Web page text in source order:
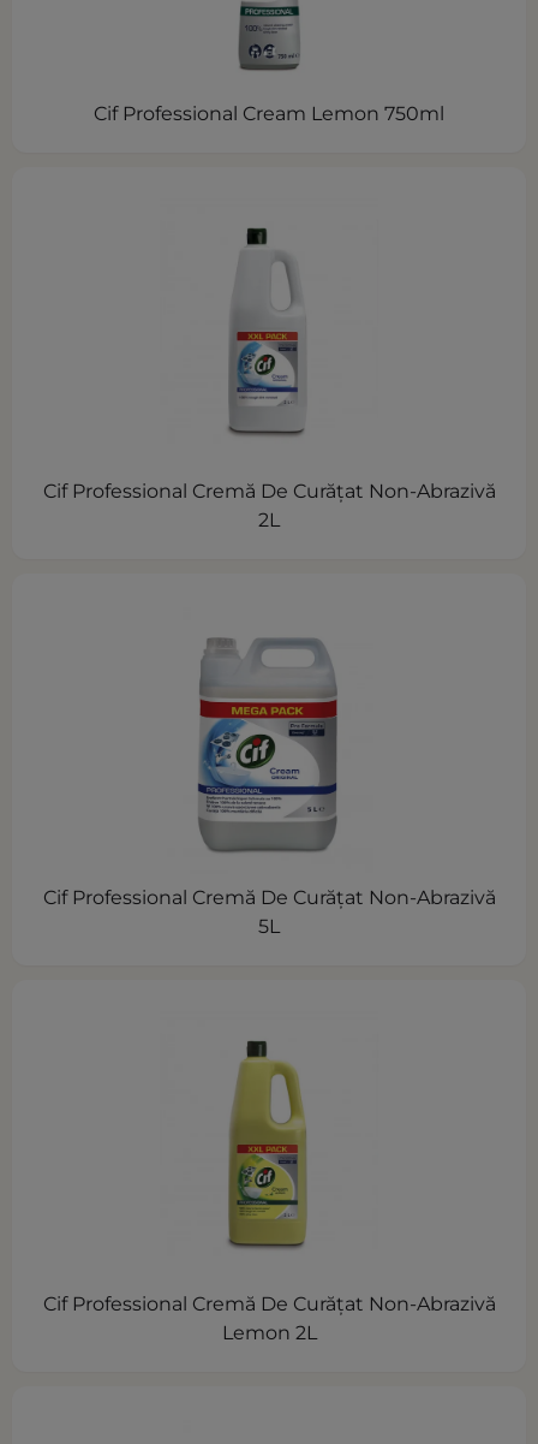
Cif Professional Cream Lemon 750ml
Cif Professional Cremă De Curăţat Non-Abrazivă
2L
Cif Professional Cremă De Curăţat Non-Abrazivă
5L
Cif Professional Cremă De Curăţat Non-Abrazivă
Lemon 2L